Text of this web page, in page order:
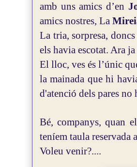
amb uns amics d’en
amics nostres, La
La tria, sorpresa,
els havia escotat. Ara
El lloc, ves és l’únic
la mainada que hi
d'atenció dels pares no
Bé, companys, quan
teníem taula reservada a
Voleu venir?....